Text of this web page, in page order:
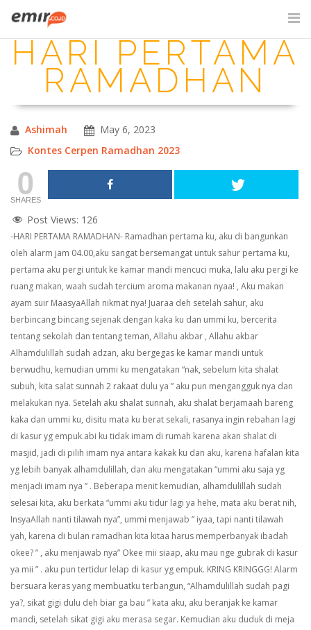
content
SITE SEARCH
HARI PERTAMA
RAMADHAN
Ashimah
May 6, 2023
Kontes Cerpen Ramadhan 2023
0
SHARES
Post Views: 126
-HARI PERTAMA RAMADHAN- Ramadhan pertama ku, aku di bangunkan
oleh alarm jam 04.00,aku sangat bersemangat untuk sahur pertama ku,
pertama aku pergi untuk ke kamar mandi mencuci muka, lalu aku pergi ke
ruang makan, waah sudah tercium aroma makanan nyaa! , Aku makan
ayam suir MaasyaAllah nikmat nya! Juaraa deh setelah sahur, aku
berbincang bincang sejenak dengan kaka ku dan ummi ku, bercerita
tentang sekolah dan tentang teman, Allahu akbar , Allahu akbar
Alhamdulillah sudah adzan, aku bergegas ke kamar mandi untuk
berwudhu, kemudian ummi ku mengatakan “nak, sebelum kita shalat
subuh, kita salat sunnah 2 rakaat dulu ya ” aku pun mengangguk nya dan
melakukan nya. Setelah aku shalat sunnah, aku shalat berjamaah bareng
kaka dan ummi ku, disitu mata ku berat sekali, rasanya ingin rebahan lagi
di kasur yg empuk.abi ku tidak imam di rumah karena akan shalat di
masjid, jadi di pilih imam nya antara kakak ku dan aku, karena hafalan kita
yg lebih banyak alhamdulillah, dan aku mengatakan “ummi aku saja yg
menjadi imam nya ” . Beberapa menit kemudian, alhamdulillah sudah
selesai kita, aku berkata “ummi aku tidur lagi ya hehe, mata aku berat nih,
InsyaAllah nanti tilawah nya”, ummi menjawab ” iyaa, tapi nanti tilawah
yah, karena di bulan ramadhan kita kitaa harus memperbanyak ibadah
okee? ” , aku menjawab nya” Okee mii siaap, aku mau nge gubrak di kasur
ya mii ” . aku pun tertidur lelap di kasur yg empuk. KRING KRINGGG! Alarm
bersuara keras yang membuatku terbangun, “Alhamdulillah sudah pagi
ya?, sikat gigi dulu deh biar ga bau ” kata aku, aku beranjak ke kamar
mandi, setelah sikat gigi aku merasa segar. Kemudian aku duduk di meja